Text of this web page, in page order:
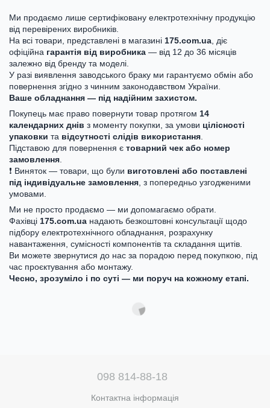
Ми продаємо лише сертифіковану електротехнічну продукцію
від перевірених виробників.
На всі товари, представлені в магазині 175.com.ua , діє
офіційна гарантія від виробника — від 12 до 36 місяців
залежно від бренду та моделі.
У разі виявлення заводського браку ми гарантуємо обмін або
повернення згідно з чинним законодавством України.
Ваше обладнання — під надійним захистом.
Покупець має право повернути товар протягом 14
календарних днів з моменту покупки, за умови цілісності
упаковки та відсутності слідів використання
Підставою для повернення є товарний чек або номер
замовлення
❗ Виняток — товари, що були виготовлені або поставлені
під індивідуальне замовлення , з попередньо узгодженими
умовами.
Ми не просто продаємо — ми допомагаємо обрати.
Фахівці 175.com.ua надають безкоштовні консультації щодо
підбору електротехнічного обладнання, розрахунку
навантаження, сумісності компонентів та складання щитів.
Ви можете звернутися до нас за порадою перед покупкою, під
час проєктування або монтажу.
Чесно, зрозуміло і по суті — ми поруч на кожному етапі.
098 814-88-18
Контактна інформація